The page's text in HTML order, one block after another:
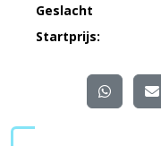
Geslacht
Startprijs: